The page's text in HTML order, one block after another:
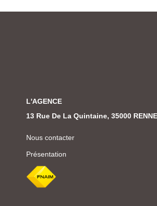
L'AGENCE
13 Rue De La Quintaine, 35000
Nous contacter
Présentation